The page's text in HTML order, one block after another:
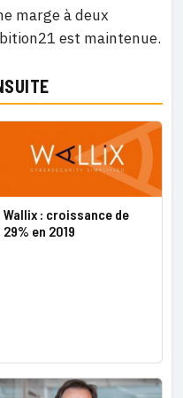
marge à deux
est maintenue.
Wallix : croissance de
29% en 2019